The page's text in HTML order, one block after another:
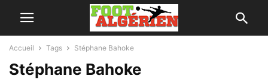
Accueil Tags Stéphane Bahoke
Stéphane Bahoke